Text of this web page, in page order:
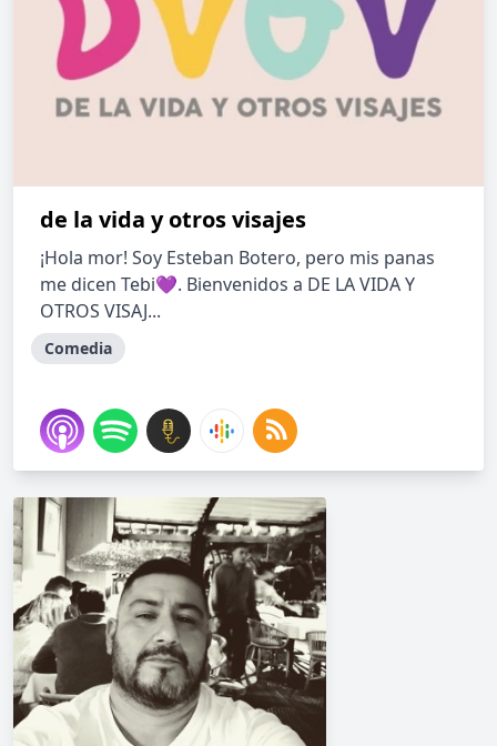
de la vida y otros visajes
¡Hola mor! Soy Esteban Botero, pero mis panas
me dicen Tebi💜. Bienvenidos a DE LA VIDA Y
OTROS VISAJ...
Comedia